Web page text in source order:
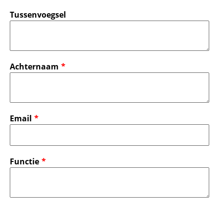
Tussenvoegsel
Achternaam
Email
Functie